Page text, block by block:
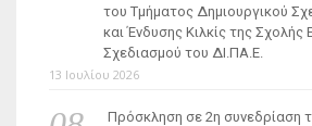
του Τμήματος Δημιουργικού
και Ένδυσης Κιλκίς της Σχολής
Σχεδιασμού του ΔΙ.ΠΑ.Ε.
13 Ιουλίου 2026
Πρόσκληση σε 2η συνεδρίαση